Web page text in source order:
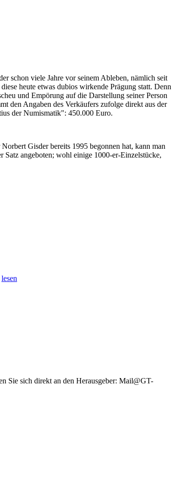
schon viele Jahre vor seinem Ableben, nämlich seit
heute etwas dubios wirkende Prägung statt. Denn
und Empörung auf die Darstellung seiner Person
den Angaben des Verkäufers zufolge direkt aus der
der Numismatik": 450.000 Euro.
Gisder bereits 1995 begonnen hat, kann man
angeboten; wohl einige 1000-er-Einzelstücke,
lesen
Sie sich direkt an den Herausgeber: Mail@GT-